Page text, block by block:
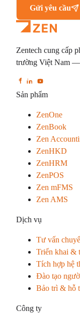
Gửi yêu cầu
Zentech cung cấp
trường Việt Nam —
Sản phẩm
ZenOne
ZenBook
Zen
ZenHKD
ZenHRM
ZenPOS
Zen mFMS
Zen AMS
Dịch vụ
Tư vấn
Triển khai &
Tích hợp hệ
Đào tạo
Bảo trì & hỗ
Công ty